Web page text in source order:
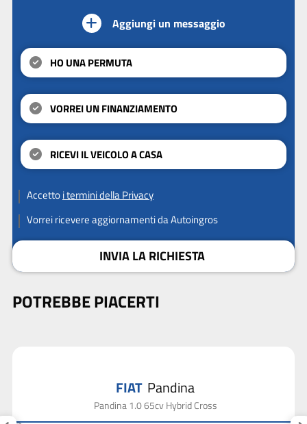
Aggiungi un messaggio
HO UNA PERMUTA
VORREI UN FINANZIAMENTO
RICEVI IL VEICOLO A CASA
Accettoi termini della Privacy
Vorrei ricevere aggiornamenti da Autoingros
INVIA LA RICHIESTA
POTREBBE PIACERTI
FIAT Pandina
Pandina 1.0 65cv Hybrid Cross